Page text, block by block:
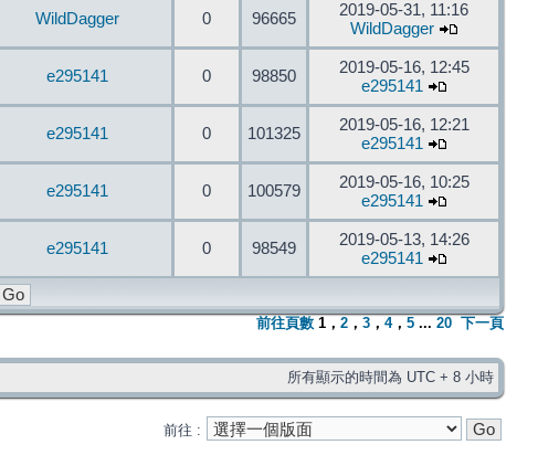
WildDagger 0 96665
2019-05-31, 11:16
WildDagger
e295141 0 98850
2019-05-16, 12:45
e295141
e295141 0 101325
2019-05-16, 12:21
e295141
e295141 0 100579
2019-05-16, 10:25
e295141
e295141 0 98549
2019-05-13, 14:26
e295141
前往頁數 1 ， 2 ， 3 ， 4， 5 ... 20 下一頁
所有顯示的時間為 UTC + 8 小時
前往 :